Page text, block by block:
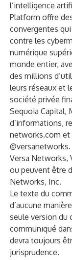
l’intelligence
Platform offre
convergentes
contre les
numérique
monde entier,
des millions
leurs réseaux et
société privée
Sequoia Capital,
d’informations,
networks.com et
@versanetworks.
Versa Networks,
ou peuvent être
Networks, Inc.
Le texte du
d’aucune
seule version du
communiqué
devra toujours
jurisprudence.